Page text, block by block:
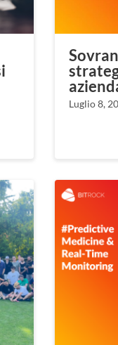
Luglio 8,